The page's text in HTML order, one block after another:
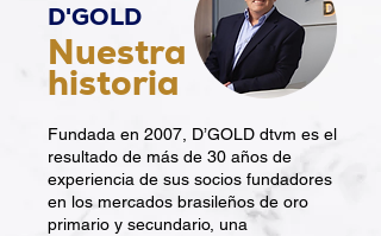
D'GOLD
Nuestra
historia
Fundada en 2007, D’GOLD dtvm es el
resultado de más de 30 años de
experiencia de sus socios fundadores
en los mercados brasileños de oro
primario y secundario, una